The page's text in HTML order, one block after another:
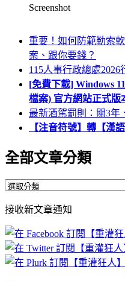
Screenshot
重要！如何防範勒索
案、跟你要錢？
115人事行政總處2026
[免費下載] Windows
檔案) 官方網站正式版
最新酒駕罰則：關3年
【注音符號】轉【漢
全部文章分類
全
文
章
分
類
接收新文章通知